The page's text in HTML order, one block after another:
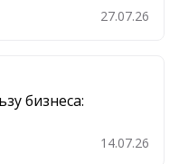
27.07.26
бизнеса:
14.07.26